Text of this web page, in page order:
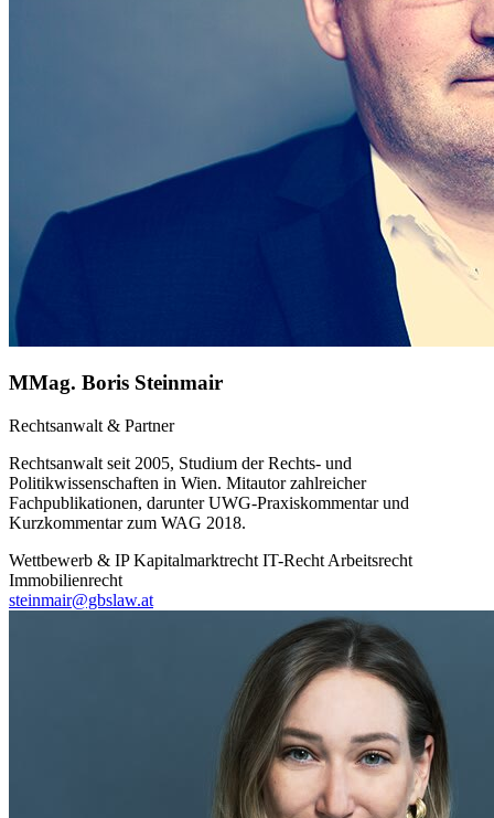
MMag. Boris Steinmair
Rechtsanwalt & Partner
Rechtsanwalt seit 2005, Studium der Rechts- und
Politikwissenschaften in Wien. Mitautor zahlreicher
Fachpublikationen, darunter UWG-Praxiskommentar und
Kurzkommentar zum WAG 2018.
Wettbewerb & IP Kapitalmarktrecht IT-Recht Arbeitsrecht
Immobilienrecht
steinmair@gbslaw.at